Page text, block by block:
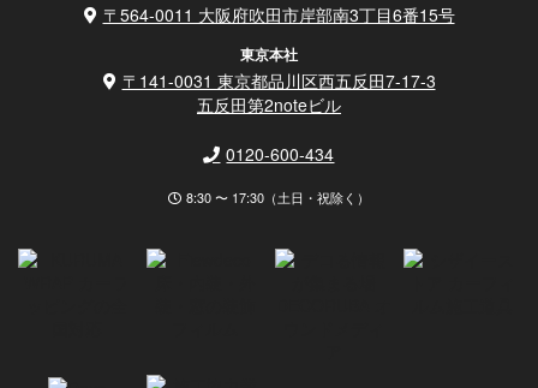
〒564-0011 大阪府吹田市岸部南3丁目6番15号
東京本社
〒141-0031 東京都品川区西五反田7-17-3
五反田第2noteビル
0120-600-434
8:30 〜 17:30（土日・祝除く）